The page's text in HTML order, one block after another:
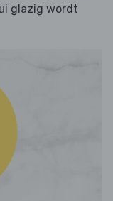
ui glazig wordt